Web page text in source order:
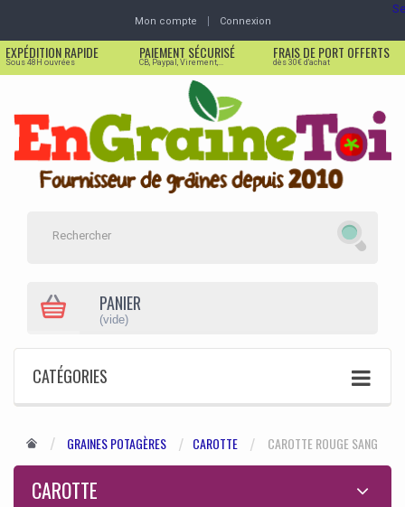
Mon compte Connexion
EXPÉDITION RAPIDE
Sous 48H ouvrées
PAIEMENT SÉCURISÉ
CB, Paypal, Virement,...
FRAIS DE PORT OFFERTS
dès 30€ d'achat
PANIER
(vide)
CATÉGORIES
GRAINES POTAGÈRES CAROTTE CAROTTE ROUGE SANG
CAROTTE